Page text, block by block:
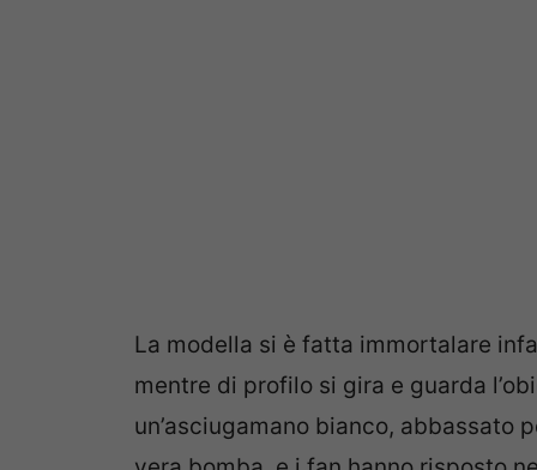
La modella si è fatta immortalare
mentre di profilo si gira e guarda
un’asciugamano bianco, abbassato